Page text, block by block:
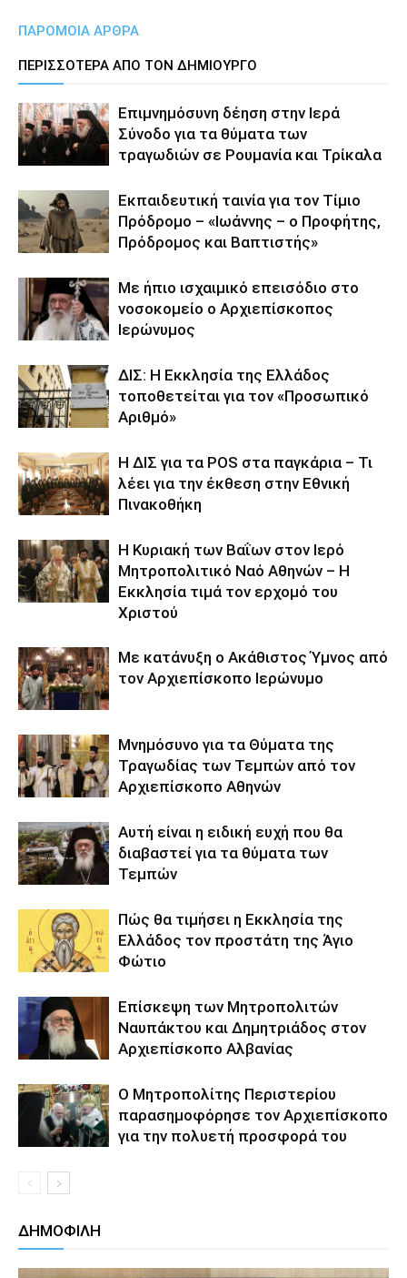
ΠΑΡΟΜΟΙΑ ΑΡΘΡΑ
ΠΕΡΙΣΣΟΤΕΡΑ ΑΠΟ ΤΟΝ ΔΗΜΙΟΥΡΓΟ
Επιμνημόσυνη δέηση στην Ιερά
Σύνοδο για τα θύματα των
τραγωδιών σε Ρουμανία και Τρίκαλα
Εκπαιδευτική ταινία για τον Τίμιο
Πρόδρομο – «Ιωάννης – ο Προφήτης,
Πρόδρομος και Βαπτιστής»
Με ήπιο ισχαιμικό επεισόδιο στο
νοσοκομείο ο Αρχιεπίσκοπος
Ιερώνυμος
ΔΙΣ: Η Εκκλησία της Ελλάδος
τοποθετείται για τον «Προσωπικό
Αριθμό»
Η ΔΙΣ για τα POS στα παγκάρια – Τι
λέει για την έκθεση στην Εθνική
Πινακοθήκη
Η Κυριακή των Βαΐων στον Ιερό
Μητροπολιτικό Ναό Αθηνών – Η
Εκκλησία τιμά τον ερχομό του
Χριστού
Με κατάνυξη ο Ακάθιστος Ύμνος από
τον Αρχιεπίσκοπο Ιερώνυμο
Μνημόσυνο για τα Θύματα της
Τραγωδίας των Τεμπών από τον
Αρχιεπίσκοπο Αθηνών
Αυτή είναι η ειδική ευχή που θα
διαβαστεί για τα θύματα των
Τεμπών
Πώς θα τιμήσει η Εκκλησία της
Ελλάδος τον προστάτη της Άγιο
Φώτιο
Επίσκεψη των Μητροπολιτών
Ναυπάκτου και Δημητριάδος στον
Αρχιεπίσκοπο Αλβανίας
Ο Μητροπολίτης Περιστερίου
παρασημοφόρησε τον Αρχιεπίσκοπο
για την πολυετή προσφορά του
ΔΗΜΟΦΙΛΗ